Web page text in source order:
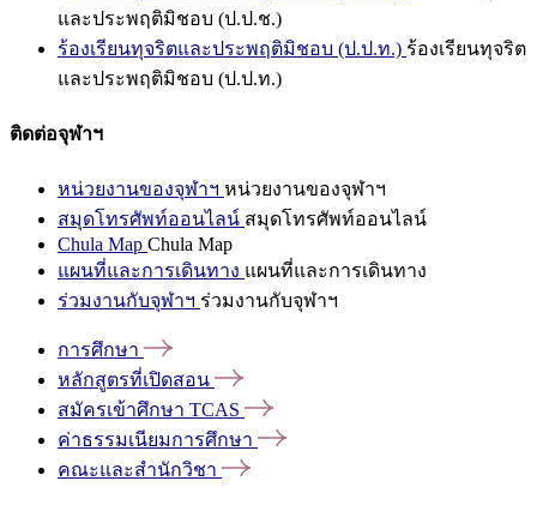
และประพฤติมิชอบ (ป.ป.ช.)
ร้องเรียนทุจริตและประพฤติมิชอบ (ป.ป.ท.) ร้องเรียนทุจริต
และประพฤติมิชอบ (ป.ป.ท.)
ติดต่อจุฬาฯ
หน่วยงานของจุฬาฯ หน่วยงานของจุฬาฯ
สมุดโทรศัพท์ออนไลน์ สมุดโทรศัพท์ออนไลน์
Chula Map Chula Map
แผนที่และการเดินทาง แผนที่และการเดินทาง
ร่วมงานกับจุฬาฯ ร่วมงานกับจุฬาฯ
การศึกษา
หลักสูตรที่เปิดสอน
สมัครเข้าศึกษา TCAS
ค่าธรรมเนียมการศึกษา
คณะและสำนักวิชา